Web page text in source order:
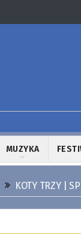
MUZYKA
KOTY TRZY |